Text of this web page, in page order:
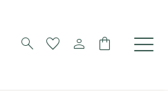
search favorite person shopping_bag